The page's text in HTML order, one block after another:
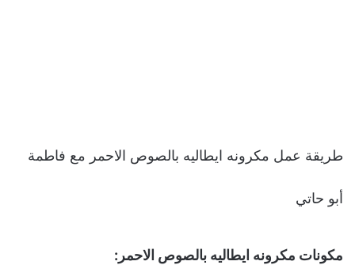
طريقة عمل مكرونه ايطاليه بالصوص الاحمر مع فاطمة
أبو حاتي
مكونات مكرونه ايطاليه بالصوص الاحمر: